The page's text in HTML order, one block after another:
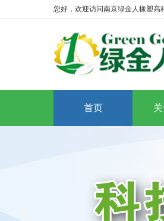
您好，欢迎访问南京绿金人橡塑高
首页